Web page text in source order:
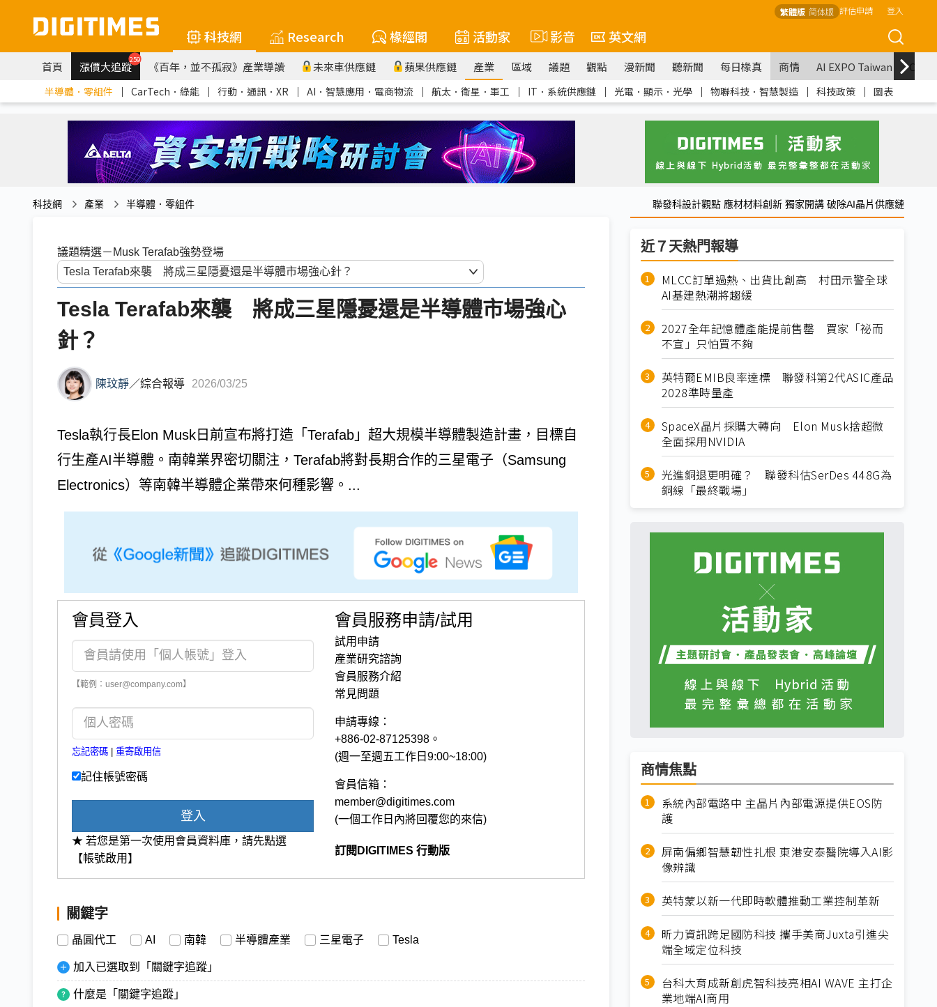
繁體版 简体版 評估申請 登入
科技網 Research 椽經閣 活動家 影音 英文網
首頁 漲價大追蹤259 《百年，並不孤寂》產業導讀 未來車供應鏈 蘋果供應鏈 產業 區域 議題 觀點 漫新聞 聽新聞 每日椽真 商情 AI EXPO Taiwan
半導體．零組件 ｜ CarTech．綠能 ｜ 行動．通訊．XR ｜ AI．智慧應用．電商物流 ｜ 航太．衛星．軍工 ｜ IT．系統供應鏈 ｜ 光電．顯示．光學 ｜ 物聯科技．智慧製造 ｜ 科技政策 ｜ 圖表
科技網 產業 半導體．零組件 聯發科設計觀點 應材材料創新 獨家開講 破除AI晶片供應鏈
議題精選－Musk Terafab強勢登場
Tesla Terafab來襲 將成三星隱憂還是半導體市場強心
針？
陳玟靜／綜合報導 2026/03/25
Tesla執行長Elon Musk日前宣布將打造「Terafab」超大規模半導體製造計畫，目標自
行生產AI半導體。南韓業界密切關注，Terafab將對長期合作的三星電子（Samsung
Electronics）等南韓半導體企業帶來何種影響。...
會員登入
【範例：user@company.com】
忘記密碼 重寄啟用信
記住帳號密碼
登入
★ 若您是第一次使用會員資料庫，請先點選
【帳號啟用】
會員服務申請/試用
試用申請
產業研究諮詢
會員服務介紹
常見問題
申請專線：
+886-02-87125398。
(週一至週五工作日9:00~18:00)
會員信箱：
member@digitimes.com
(一個工作日內將回覆您的來信)
訂閱DIGITIMES 行動版
關鍵字
晶圓代工 AI 南韓 半導體產業 三星電子 Tesla
加入已選取到「關鍵字追蹤」
什麼是「關鍵字追蹤」
近７天熱門報導
MLCC訂單過熱、出貨比創高 村田示警全球
AI基建熱潮將趨緩
2027全年記憶體產能提前售罄 買家「祕而
不宣」只怕買不夠
英特爾EMIB良率達標 聯發科第2代ASIC產品
2028準時量產
SpaceX晶片採購大轉向 Elon Musk捨超微
全面採用NVIDIA
光進銅退更明確？ 聯發科估SerDes 448G為
銅線「最終戰場」
商情焦點
系統內部電路中 主晶片內部電源提供EOS防
護
屏南偏鄉智慧韌性扎根 東港安泰醫院導入AI影
像辨識
英特蒙以新一代即時軟體推動工業控制革新
昕力資訊跨足國防科技 攜手美商Juxta引進尖
端全域定位科技
台科大育成新創虎智科技亮相AI WAVE 主打企
業地端AI商用